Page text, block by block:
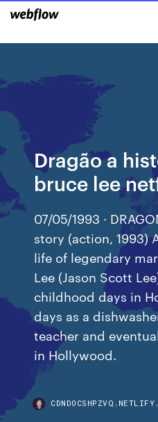
Dragão a
bruce lee
07/05/1993 ·
story (action, 1993)
life of legendary
Lee (Jason Scott
childhood days in
days as a
teacher and
in Hollywood.